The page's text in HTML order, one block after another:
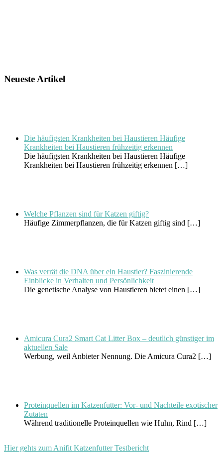
Neueste Artikel
Die häufigsten Krankheiten bei Haustieren Häufige
Krankheiten bei Haustieren frühzeitig erkennen
Die häufigsten Krankheiten bei Haustieren Häufige
Krankheiten bei Haustieren frühzeitig erkennen […]
Welche Pflanzen sind für Katzen giftig?
Häufige Zimmerpflanzen, die für Katzen giftig sind […]
Was verrät die DNA über ein Haustier? Faszinierende
Einblicke in Verhalten und Persönlichkeit
Die genetische Analyse von Haustieren bietet einen […]
Amicura Cura2 Smart Cat Litter Box – deutlich günstiger im
aktuellen Sale
Werbung, weil Anbieter Nennung. Die Amicura Cura2 […]
Proteinquellen im Katzenfutter: Vor- und Nachteile exotischer
Zutaten
Während traditionelle Proteinquellen wie Huhn, Rind […]
Hier gehts zum Anifit Katzenfutter Testbericht